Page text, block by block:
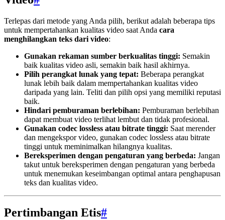
Terlepas dari metode yang Anda pilih, berikut adalah beberapa tips
untuk mempertahankan kualitas video saat Anda cara
menghilangkan teks dari video:
Gunakan rekaman sumber berkualitas tinggi: Semakin
baik kualitas video asli, semakin baik hasil akhirnya.
Pilih perangkat lunak yang tepat: Beberapa perangkat
lunak lebih baik dalam mempertahankan kualitas video
daripada yang lain. Teliti dan pilih opsi yang memiliki reputasi
baik.
Hindari pemburaman berlebihan: Pemburaman berlebihan
dapat membuat video terlihat lembut dan tidak profesional.
Gunakan codec lossless atau bitrate tinggi: Saat merender
dan mengekspor video, gunakan codec lossless atau bitrate
tinggi untuk meminimalkan hilangnya kualitas.
Bereksperimen dengan pengaturan yang berbeda: Jangan
takut untuk bereksperimen dengan pengaturan yang berbeda
untuk menemukan keseimbangan optimal antara penghapusan
teks dan kualitas video.
Pertimbangan Etis#